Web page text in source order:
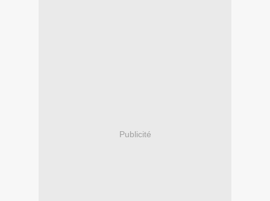
Publicité